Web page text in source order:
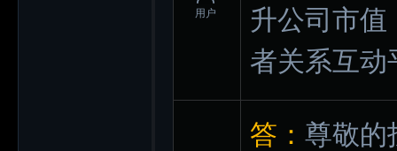
用户
升公司市
者关系互动
答： 尊敬的